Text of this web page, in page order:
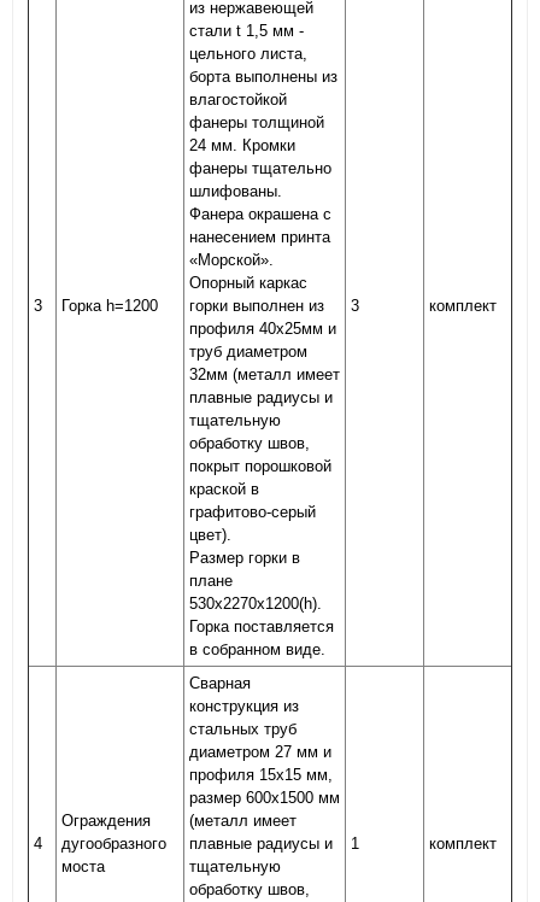
3 Горка h=1200
из нержавеющей
стали t 1,5 мм -
цельного листа,
борта выполнены из
влагостойкой
фанеры толщиной
24 мм. Кромки
фанеры тщательно
шлифованы.
Фанера окрашена с
нанесением принта
«Морской».
Опорный каркас
горки выполнен из
профиля 40х25мм и
труб диаметром
32мм (металл имеет
плавные радиусы и
тщательную
обработку швов,
покрыт порошковой
краской в
графитово-серый
цвет).
Размер горки в
плане
530х2270х1200(h).
Горка поставляется
в собранном виде.
3 комплект
4
Ограждения
дугообразного
моста
Сварная
конструкция из
стальных труб
диаметром 27 мм и
профиля 15х15 мм,
размер 600х1500 мм
(металл имеет
плавные радиусы и
тщательную
обработку швов,
1 комплект